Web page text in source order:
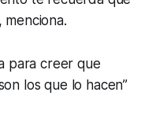
para creer que
los que lo hacen”